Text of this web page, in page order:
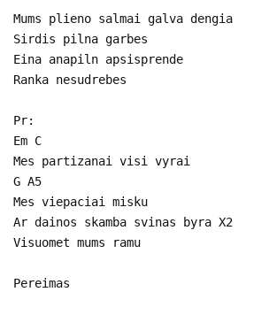
Mums plieno salmai galva dengia
Sirdis pilna garbes
Eina anapiln apsisprende
Ranka nesudrebes
Pr:
Em C
Mes partizanai visi vyrai
G A5
Mes viepaciai misku
Ar dainos skamba svinas byra X2
Visuomet mums ramu
Pereimas